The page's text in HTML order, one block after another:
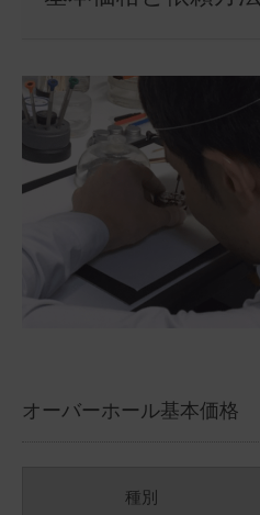
オーバーホール基本価格
種別